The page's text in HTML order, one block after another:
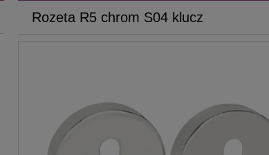
Rozeta R5 chrom S04 klucz